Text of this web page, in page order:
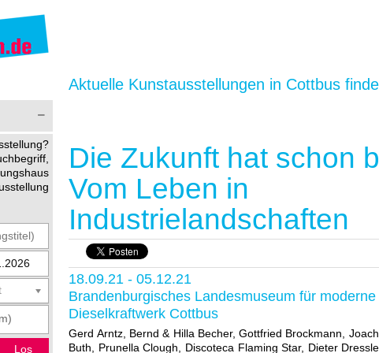
Aktuelle Kunstausstellungen in Cottbus
Die Zukunft hat schon
Vom Leben in
Industrielandschaften
18.09.21 - 05.12.21
Brandenburgisches Landesmuseum für
Dieselkraftwerk Cottbus
Gerd Arntz, Bernd & Hilla Becher, Gottfried Brockmann,
Buth, Prunella Clough, Discoteca Flaming Star, Dieter